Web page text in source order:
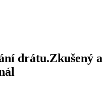
drátu.Zkušený a